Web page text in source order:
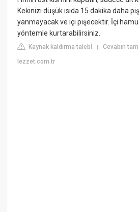
Kekinizi düşük ısıda 15 dakika daha
yanmayacak ve içi pişecektir. İçi
yöntemle kurtarabilirsiniz.
Kaynak kaldırma talebi |Cevabın
lezzet.com.tr